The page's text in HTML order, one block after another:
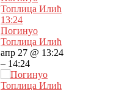
Топлица Илић
13:24
Погинуо
Топлица Илић
апр 27 @ 13:24
– 14:24